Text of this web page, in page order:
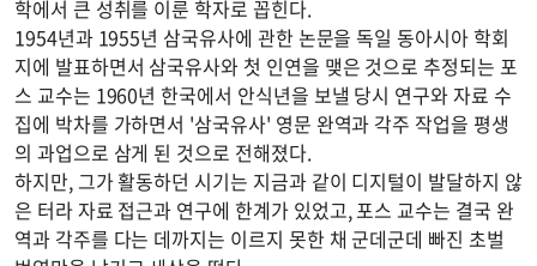
학에서 큰 성취를 이룬 학자로 꼽힌다.
1954년과 1955년 삼국유사에 관한 논문을 독일 동아시아 학회
지에 발표하면서 삼국유사와 첫 인연을 맺은 것으로 추정되는 포
스 교수는 1960년 한국에서 안식년을 보낼 당시 연구와 자료 수
집에 박차를 가하면서 '삼국유사' 영문 완역과 각주 작업을 평생
의 과업으로 삼게 된 것으로 전해졌다.
하지만, 그가 활동하던 시기는 지금과 같이 디지털이 발달하지 않
은 터라 자료 접근과 연구에 한계가 있었고, 포스 교수는 결국 완
역과 각주를 다는 데까지는 이르지 못한 채 군데군데 빠진 초벌